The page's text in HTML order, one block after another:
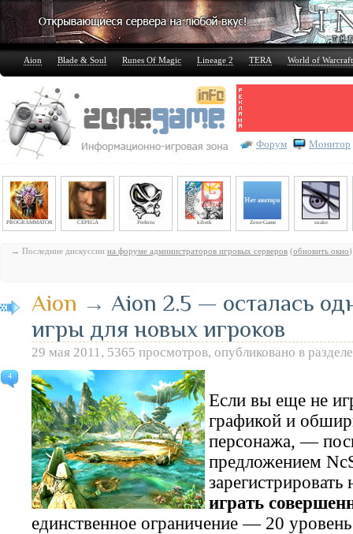
Aion Blade & Soul Runes Of Magic Lineage 2 TERA World of Warcraft
Форум Монитор
PROGRAMMATOR CEPEGA Perfecto kiberk Zone-Game snake
→ Последние дискуссии на форуме администраторов игровых серверов (обновить окно)
4
Aion → Aion 2.5 — осталась
игры для новых игроков
29 мая 2011, 5365 просмотров, опубликовано в
Если вы еще не
графикой и
персонажа, —
предложением
играть
единственное ограничение — 20